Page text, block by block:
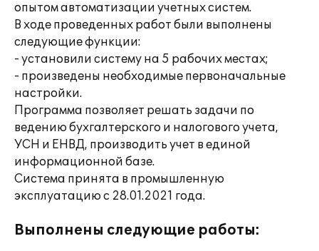
опытом автоматизации учетных систем.
В ходе проведенных работ были выполнены
следующие функции:
- установили систему на 5 рабочих местах;
- произведены необходимые первоначальные
настройки.
Программа позволяет решать задачи по
ведению бухгалтерского и налогового учета,
УСН и ЕНВД, производить учет в единой
информационной базе.
Система принята в промышленную
эксплуатацию с 28.01.2021 года.
Выполнены следующие работы: